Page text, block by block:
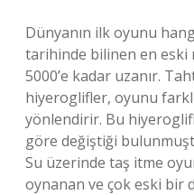
Dünyanın ilk oyunu
tarihinde bilinen en eski
5000’e kadar uzanır.
hiyeroglifler, oyunu
yönlendirir. Bu
göre değiştiği
Su üzerinde taş itme
oynanan ve çok eski bir